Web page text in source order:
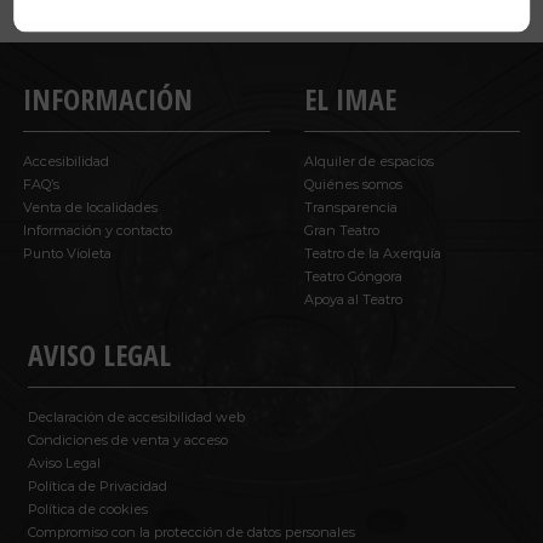
INFORMACIÓN
Accesibilidad
FAQ’s
Venta de localidades
Información y contacto
Punto Violeta
AVISO LEGAL
Declaración de accesibilidad web
Condiciones de venta y acceso
Aviso Legal
Política de Privacidad
Política de cookies
Compromiso con la protección de datos personales
EL IMAE
Alquiler de espacios
Quiénes somos
Transparencia
Gran Teatro
Teatro de la Axerquía
Teatro Góngora
Apoya al Teatro